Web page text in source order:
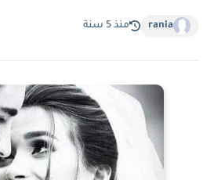
rania منذ 5 سنة